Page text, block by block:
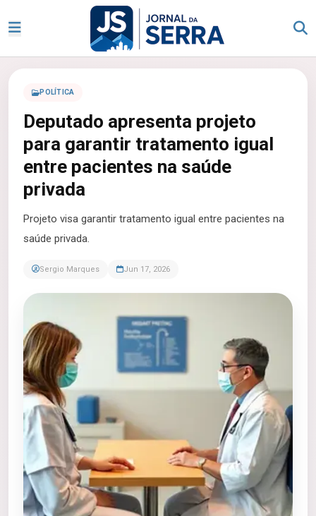
POLÍTICA
Deputado apresenta projeto
para garantir tratamento igual
entre pacientes na saúde
privada
Projeto visa garantir tratamento igual entre pacientes na
saúde privada.
Sergio Marques Jun 17, 2026